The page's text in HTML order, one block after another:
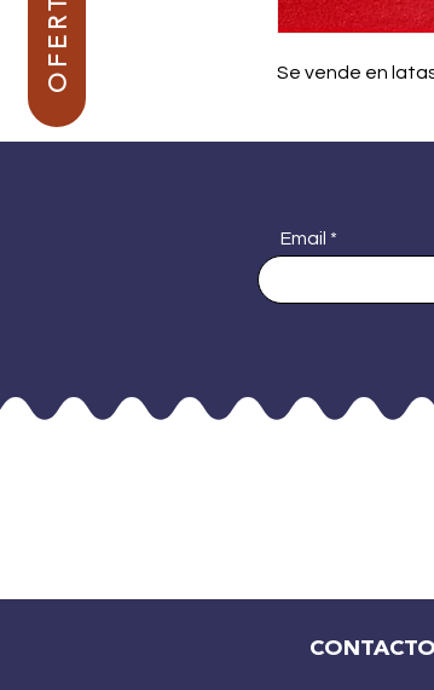
Se vende en
Email
CONTACTO